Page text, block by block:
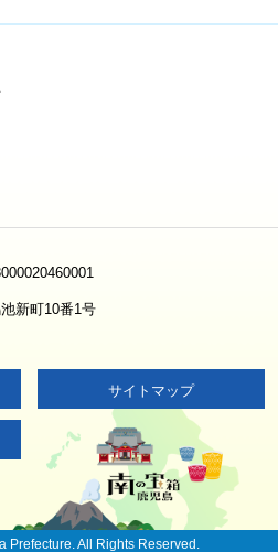
新町10番1号
サイトマップ
All Rights Reserved.